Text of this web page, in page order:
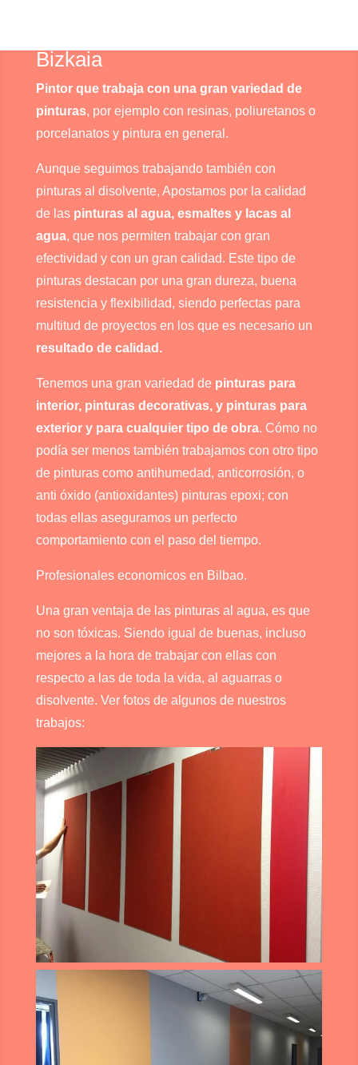
Bizkaia
Pintor que trabaja con una gran variedad de
pinturas, por ejemplo con resinas, poliuretanos o
porcelanatos y pintura en general.
Aunque seguimos trabajando también con
pinturas al disolvente, Apostamos por la calidad
de las pinturas al agua, esmaltes y lacas al
agua, que nos permiten trabajar con gran
efectividad y con un gran calidad. Este tipo de
pinturas destacan por una gran dureza, buena
resistencia y flexibilidad, siendo perfectas para
multitud de proyectos en los que es necesario un
resultado de calidad.
Tenemos una gran variedad de pinturas para
interior, pinturas decorativas, y pinturas para
exterior y para cualquier tipo de obra. Cómo no
podía ser menos también trabajamos con otro tipo
de pinturas como antihumedad, anticorrosión, o
anti óxido (antioxidantes) pinturas epoxi; con
todas ellas aseguramos un perfecto
comportamiento con el paso del tiempo.
Profesionales economicos en Bilbao.
Una gran ventaja de las pinturas al agua, es que
no son tóxicas. Siendo igual de buenas, incluso
mejores a la hora de trabajar con ellas con
respecto a las de toda la vida, al aguarras o
disolvente. Ver fotos de algunos de nuestros
trabajos: